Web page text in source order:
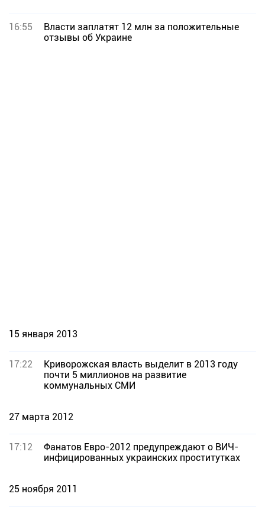
16:55
Власти заплатят 12 млн за положительные
отзывы об Украине
15 января 2013
17:22
Криворожская власть выделит в 2013 году
почти 5 миллионов на развитие
коммунальных СМИ
27 марта 2012
17:12
Фанатов Евро-2012 предупреждают о ВИЧ-
инфицированных украинских проститутках
25 ноября 2011